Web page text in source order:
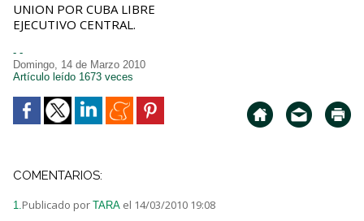
UNION POR CUBA LIBRE
EJECUTIVO CENTRAL.
- -
Domingo, 14 de Marzo 2010
Artículo leído 1673 veces
COMENTARIOS:
1.Publicado por TARA el 14/03/2010 19:08